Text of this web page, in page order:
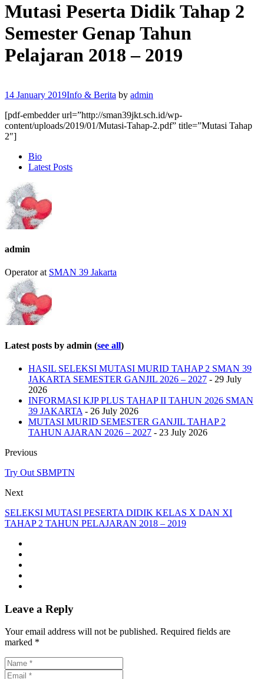
Mutasi Peserta Didik Tahap 2
Semester Genap Tahun
Pelajaran 2018 – 2019
14 January 2019Info & Berita by admin
[pdf-embedder url=”http://sman39jkt.sch.id/wp-
content/uploads/2019/01/Mutasi-Tahap-2.pdf” title=”Mutasi Tahap
2″]
following
tabs
change
content
below.
Bio
Latest Posts
admin
Operatorat SMAN 39 Jakarta
Latest posts by admin (see all)
HASIL SELEKSI MUTASI MURID TAHAP 2 SMAN 39
JAKARTA SEMESTER GANJIL 2026 – 2027 - 29 July
2026
INFORMASI KJP PLUS TAHAP II TAHUN 2026 SMAN
39 JAKARTA - 26 July 2026
MUTASI MURID SEMESTER GANJIL TAHAP 2
TAHUN AJARAN 2026 – 2027 - 23 July 2026
Previous
Try Out SBMPTN
Next
SELEKSI MUTASI PESERTA DIDIK KELAS X DAN XI
TAHAP 2 TAHUN PELAJARAN 2018 – 2019
Leave a Reply
Your email address will not be published. Required fields are
marked *